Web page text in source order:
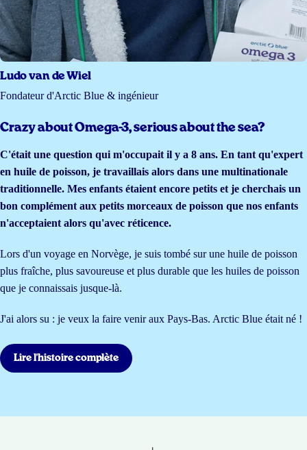
Ludo van de Wiel
Fondateur d'Arctic Blue & ingénieur
Crazy about Omega-3, serious about the sea?
C'était une question qui m'occupait il y a 8 ans. En tant qu'expert
en huile de poisson, je travaillais alors dans une multinationale
traditionnelle. Mes enfants étaient encore petits et je cherchais un
bon complément aux petits morceaux de poisson que nos enfants
n'acceptaient alors qu'avec réticence.
Lors d'un voyage en Norvège, je suis tombé sur une huile de poisson
plus fraîche, plus savoureuse et plus durable que les huiles de poisson
que je connaissais jusque-là.
J'ai alors su : je veux la faire venir aux Pays-Bas. Arctic Blue était né !
Lire l'histoire complète